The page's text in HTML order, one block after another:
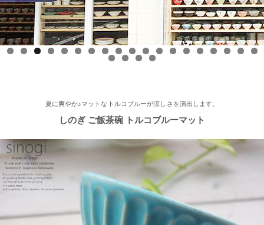
市、春日井市、豊山町、扶桑町、大口町)の地域の方、ぜひご覧
ください～★
2025/8/17
介されました。
2025/7/23
≪軽井沢店オープンしております！≫ 今シーズンも元気に営業
中！実店舗でしか取り扱ってない商品たくさんご用意しておりま
す♪ みなさまのご来店、お待ちしております。
2025/5/9
0 1 2 3 4 5 6 7 8 9
0 1 2 3
夏に爽やか♪マットなトルコブルーが涼しさを演出します。
しのぎ ご飯茶碗 トルコブルーマット